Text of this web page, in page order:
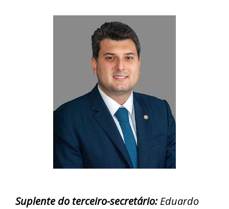
Suplente do terceiro-secretário:Eduardo